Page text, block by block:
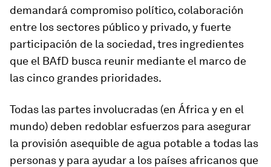
demandará compromiso político, colaboración
entre los sectores público y privado, y fuerte
participación de la sociedad, tres ingredientes
que el BAfD busca reunir mediante el marco de
las cinco grandes prioridades.
Todas las partes involucradas (en África y en el
mundo) deben redoblar esfuerzos para asegurar
la provisión asequible de agua potable a todas las
personas y para ayudar a los países africanos que